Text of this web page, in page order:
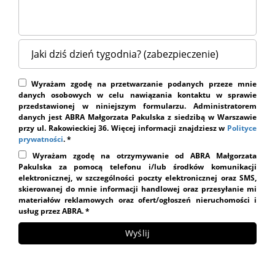
Wyrażam zgodę na przetwarzanie podanych przeze mnie
danych osobowych w celu nawiązania kontaktu w sprawie
przedstawionej w niniejszym formularzu. Administratorem
danych jest ABRA Małgorzata Pakulska z siedzibą w Warszawie
przy ul. Rakowieckiej 36. Więcej informacji znajdziesz w Polityce
prywatności. *
Wyrażam zgodę na otrzymywanie od ABRA Małgorzata
Pakulska za pomocą telefonu i/lub środków komunikacji
elektronicznej, w szczególności poczty elektronicznej oraz SMS,
skierowanej do mnie informacji handlowej oraz przesyłanie mi
materiałów reklamowych oraz ofert/ogłoszeń nieruchomości i
usług przez ABRA. *